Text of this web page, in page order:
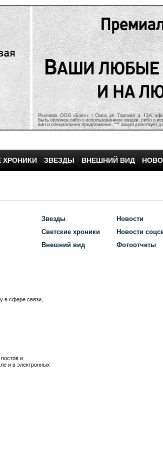
ХРОНИКИ ЗВЕЗДЫ ВНЕШНИЙ ВИД
Звезды
Светские хроники
Внешний вид
Новости
Новости
Фотоотчеты
в сфере связи,
и
и в электронных